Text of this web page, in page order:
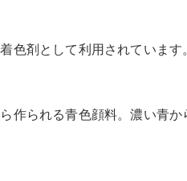
色剤として利用されています。
作られる青色顔料。濃い青か